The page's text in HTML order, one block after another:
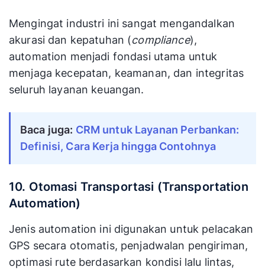
Mengingat industri ini sangat mengandalkan
akurasi dan kepatuhan (compliance),
automation menjadi fondasi utama untuk
menjaga kecepatan, keamanan, dan integritas
seluruh layanan keuangan.
Baca juga: CRM untuk Layanan Perbankan:
Definisi, Cara Kerja hingga Contohnya
10. Otomasi Transportasi (Transportation
Automation)
Jenis automation ini digunakan untuk pelacakan
GPS secara otomatis, penjadwalan pengiriman,
optimasi rute berdasarkan kondisi lalu lintas,